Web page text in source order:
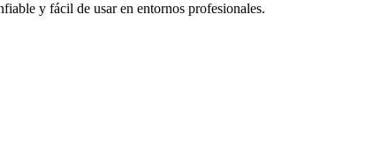
y fácil de usar en entornos profesionales.